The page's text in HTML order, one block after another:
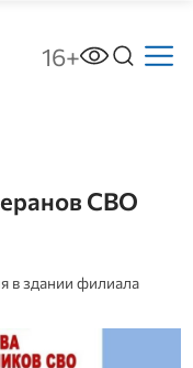
16+
СВО
в здании филиала